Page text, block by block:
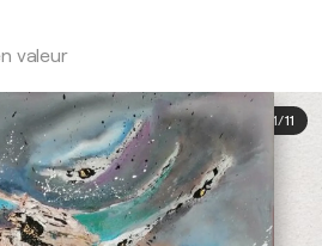
valeur
1/11